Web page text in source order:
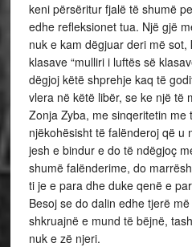
keni përsëritur fjalë të shumë
edhe refleksionet tua. Një gjë
nuk e kam dëgjuar deri më
klasave “mulliri i luftës së
dëgjoj këtë shprehje kaq të
vlera në këtë libër, se ke një të
Zonja Zyba, me sinqeritetin
njëkohësisht të falënderoj që u
jesh e bindur e do të ndëgjoç
shumë falënderime, do
ti je e para dhe duke qenë e
Besoj se do dalin edhe tjerë
shkruajnë e mund të bëjnë,
nuk e zë njeri.